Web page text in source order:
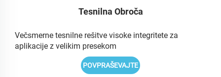
Tesnilna Obroča
Večsmerne tesnilne rešitve visoke integritete za
aplikacije z velikim presekom
POVPRAŠEVAJTE